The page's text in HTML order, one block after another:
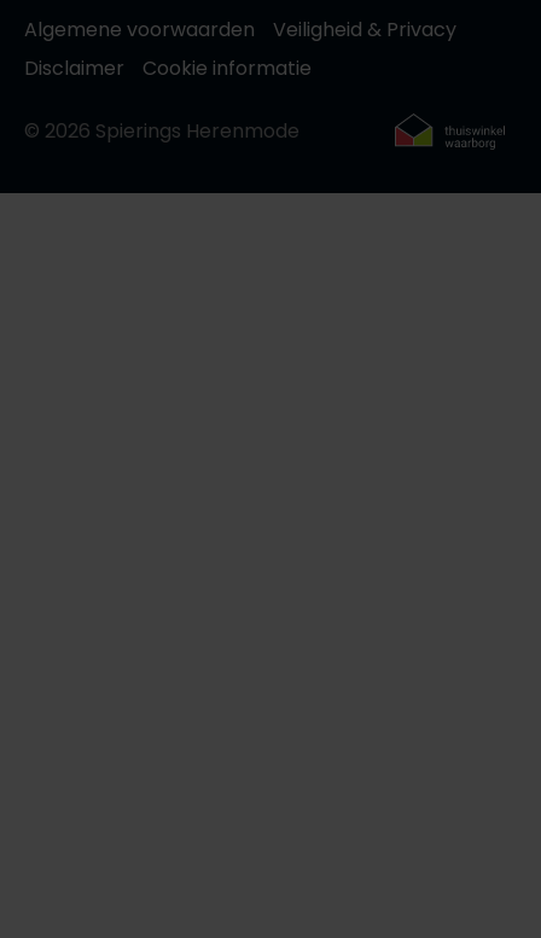
Algemene voorwaarden
Veiligheid & Privacy
Disclaimer
Cookie informatie
© 2026 Spierings Herenmode